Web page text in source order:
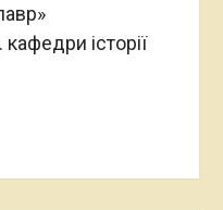
історії